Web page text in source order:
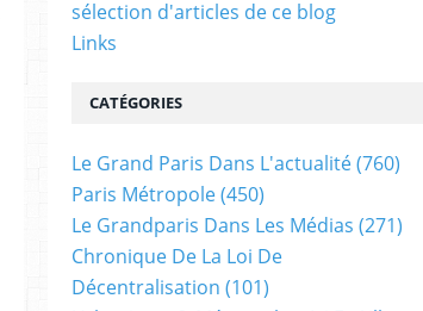
sélection d'articles de ce blog
Links
CATÉGORIES
Le Grand Paris Dans L'actualité(760)
Paris Métropole(450)
Le Grandparis Dans Les Médias (271)
Chronique De La Loi De
Décentralisation (101)